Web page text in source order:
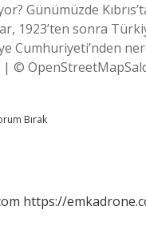
Günümüzde
1923’ten sonra
Cumhuriyeti’nden
| ©
Bırak
https://